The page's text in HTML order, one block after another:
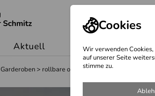
Cookies
Wir verwenden
auf unserer Seite
stimme zu.
Aktuell Sonderangebote
Garderoben> rollbare oder feststehende Garderoben